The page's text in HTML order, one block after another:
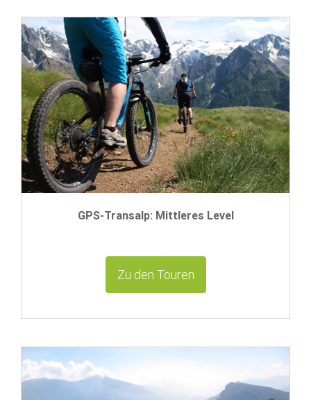
GPS-Transalp: Mittleres Level
Zu den Touren